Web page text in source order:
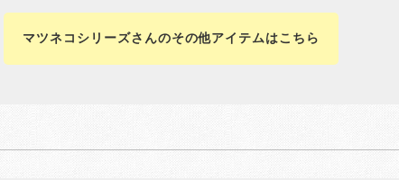
マツネコシリーズさんのその他アイテムはこちら